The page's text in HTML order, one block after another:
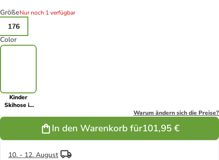
GrößeNur noch 1 verfügbar
176
Color
Kinder
Skihose in
Warum ändern sich die Preise?
In den Warenkorb für101,95 €
10. - 12. August